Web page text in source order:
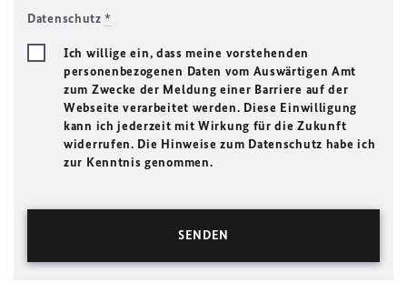
Datenschutz*
Ich willige ein, dass meine vorstehenden
personenbezogenen Daten vom Auswärtigen Amt
zum Zwecke der Meldung einer Barriere auf der
Webseite verarbeitet werden. Diese Einwilligung
kann ich jederzeit mit Wirkung für die Zukunft
widerrufen. Die Hinweise zum Datenschutz habe ich
zur Kenntnis genommen.